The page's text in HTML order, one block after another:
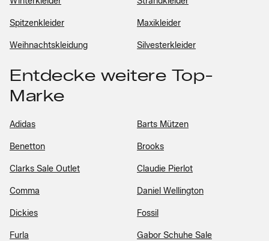
Spitzenkleider Maxikleider
Weihnachtskleidung Silvesterkleider
Entdecke weitere Top-
Marke
Adidas Barts Mützen
Benetton Brooks
Clarks Sale Outlet Claudie Pierlot
Comma Daniel Wellington
Dickies Fossil
Furla Gabor Schuhe Sale